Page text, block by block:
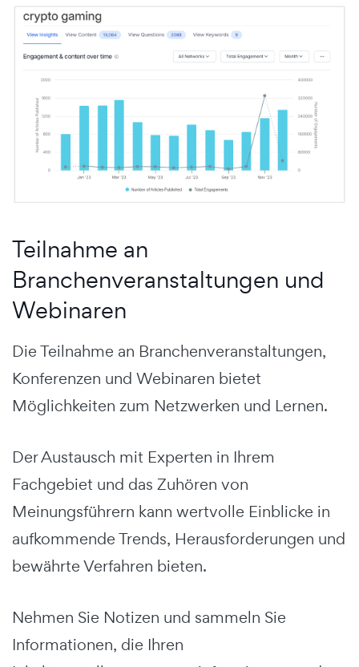
Teilnahme an
Branchenveranstaltungen und
Webinaren
Die Teilnahme an Branchenveranstaltungen,
Konferenzen und Webinaren bietet
Möglichkeiten zum Netzwerken und Lernen.
Der Austausch mit Experten in Ihrem
Fachgebiet und das Zuhören von
Meinungsführern kann wertvolle Einblicke in
aufkommende Trends, Herausforderungen und
bewährte Verfahren bieten.
Nehmen Sie Notizen und sammeln Sie
Informationen, die Ihren